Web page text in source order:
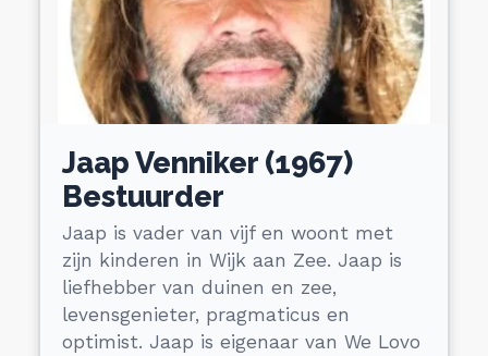
Jaap Venniker (1967)
Bestuurder
Jaap is vader van vijf en woont met
zijn kinderen in Wijk aan Zee. Jaap is
liefhebber van duinen en zee,
levensgenieter, pragmaticus en
optimist. Jaap is eigenaar van We Lovo